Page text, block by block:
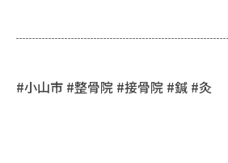
#小山市 #整骨院 #接骨院 #鍼 #灸